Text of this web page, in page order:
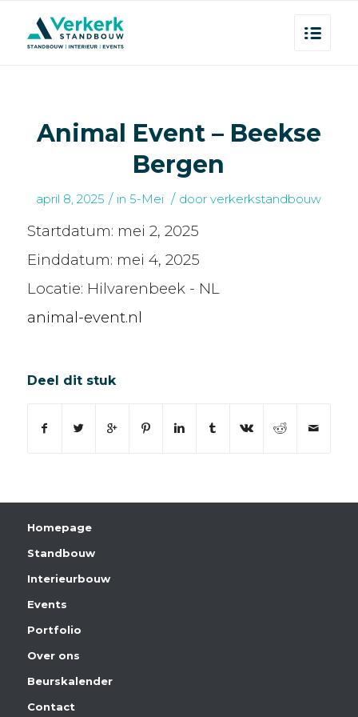
Animal Event – Beekse
Bergen
april 8, 2025 / in5-Mei / doorverkerkstandbouw
Startdatum: mei 2, 2025
Einddatum: mei 4, 2025
Locatie: Hilvarenbeek - NL
animal-event.nl
Deel dit stuk
Homepage
Standbouw
Interieurbouw
Events
Portfolio
Over ons
Beurskalender
Contact